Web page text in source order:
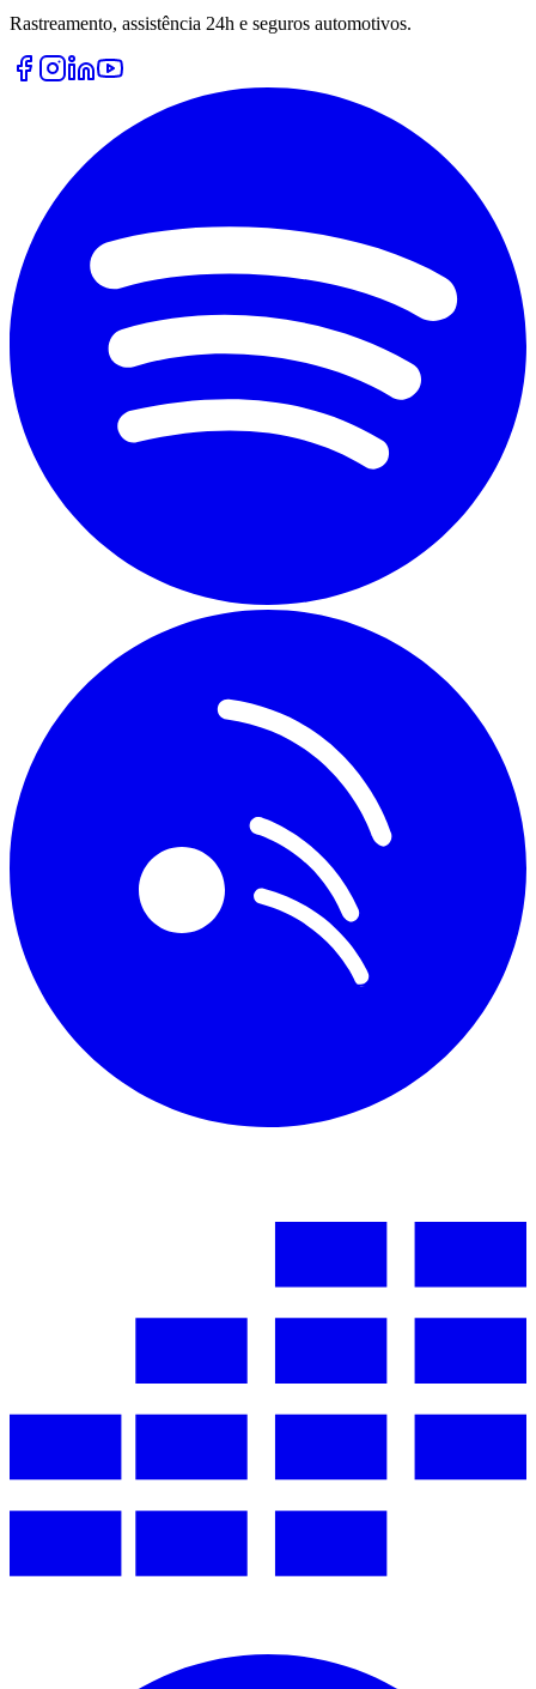
Rastreamento, assistência 24h e seguros automotivos.